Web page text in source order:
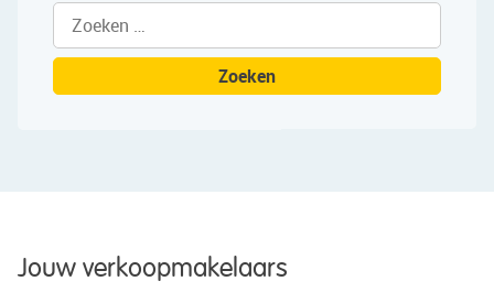
Zoeken
naar:
Jouw verkoopmakelaars